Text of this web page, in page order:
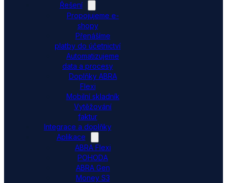
Řešení
Propojujeme e-
shopy
Přenášíme
platby do účetnictví
Automatizujeme
data a procesy
Doplňky ABRA
Flexi
Mobilní skladník
Vytěžování
faktur
Integrace a doplňky
Aplikace
ABRA Flexi
POHODA
ABRA Gen
Money S3